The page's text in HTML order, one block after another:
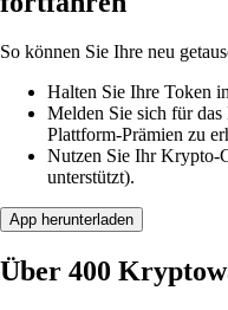
So können Sie Ihre neu
Halten Sie Ihre Token
Melden Sie sich für
Plattform-Prämien zu
Nutzen Sie Ihr Krypto-
unterstützt).
App herunterladen
Über 400